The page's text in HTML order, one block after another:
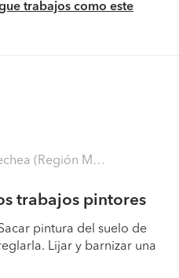
trabajos como este
Metropolitana - Santiago)
trabajos pintores
pintura del suelo de
Lijar y barnizar una